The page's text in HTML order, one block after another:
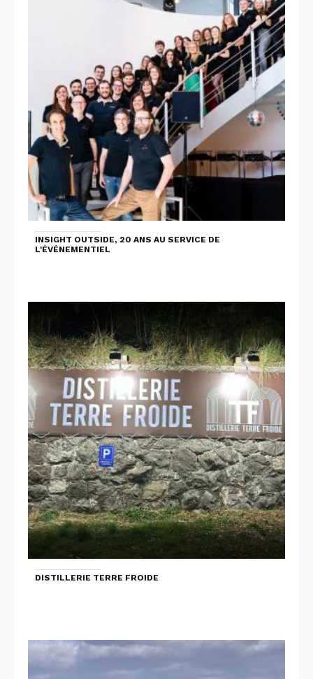
INSIGHT OUTSIDE, 20 ANS AU SERVICE DE
L'ÉVÉNEMENTIEL
DISTILLERIE TERRE FROIDE